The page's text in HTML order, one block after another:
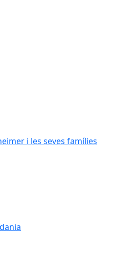
i les seves famílies